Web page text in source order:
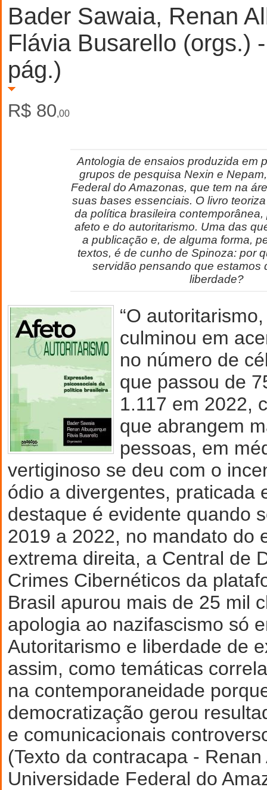
Bader Sawaia, Renan
Flávia Busarello (orgs.)
pág.)
R$ 80,00
Antologia de ensaios produzida em
grupos de pesquisa Nexin e
Federal do Amazonas, que tem na
suas bases essenciais. O livro
da política brasileira
afeto e do autoritarismo. Uma das
a publicação e, de alguma forma,
textos, é de cunho de Spinoza: por
servidão pensando que estamos
liberdade?
“O
culminou em
no número de
que passou de
1.117 em 2022,
que abrangem
pessoas, em
vertiginoso se deu com o
ódio a divergentes, praticada
destaque é evidente quando
2019 a 2022, no mandato do
extrema direita, a Central de
Crimes Cibernéticos da
Brasil apurou mais de 25 mil
apologia ao nazifascismo só
Autoritarismo e liberdade de
assim, como temáticas
na contemporaneidade
democratização gerou
e comunicacionais
(Texto da contracapa -
Universidade Federal do